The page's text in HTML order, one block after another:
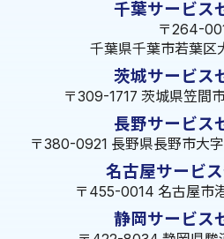
千葉サービス
〒264-
千葉県千葉市若葉区
茨城サービス
〒309-1717 茨城県笠間
長野サービス
〒380-0921 長野県長野市大
名古屋サービ
〒455-0014 名古屋市
静岡サービス